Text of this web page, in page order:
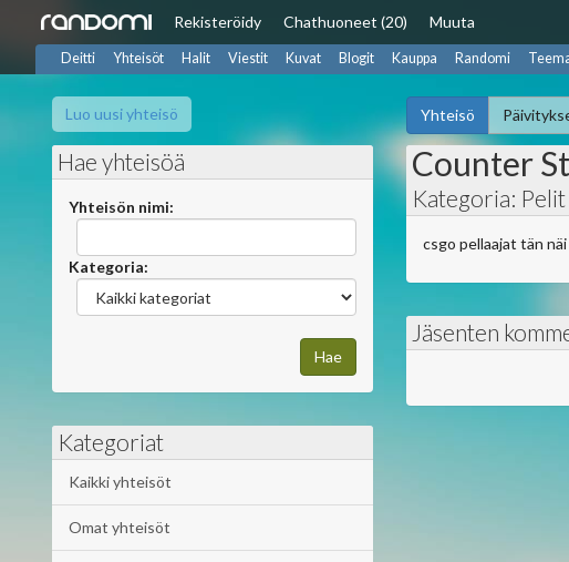
Rekisteröidy Chathuoneet (20) Muuta
Deitti Yhteisöt Halit Viestit Kuvat Blogit Kauppa Randomi
Luo uusi yhteisö Yhteisö
Hae yhteisöä
Yhteisön nimi:
Kategoria:
Kategoriat
Kaikki yhteisöt
Omat yhteisöt
Counter
Kategoria: Pelit
csgo pellaajat tän
Jäsenten